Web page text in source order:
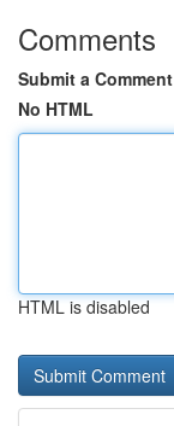
Comments
Submit a Comment
No HTML
HTML is disabled